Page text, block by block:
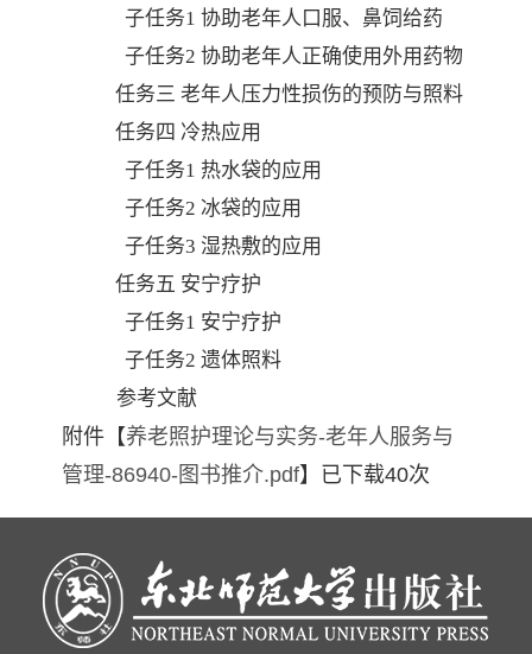
子任务1 协助老年人口服、鼻饲给药
子任务2 协助老年人正确使用外用药物
任务三 老年人压力性损伤的预防与照料
任务四 冷热应用
子任务1 热水袋的应用
子任务2 冰袋的应用
子任务3 湿热敷的应用
任务五 安宁疗护
子任务1 安宁疗护
子任务2 遗体照料
参考文献
附件【养老照护理论与实务-老年人服务与
管理-86940-图书推介.pdf】已下载40次